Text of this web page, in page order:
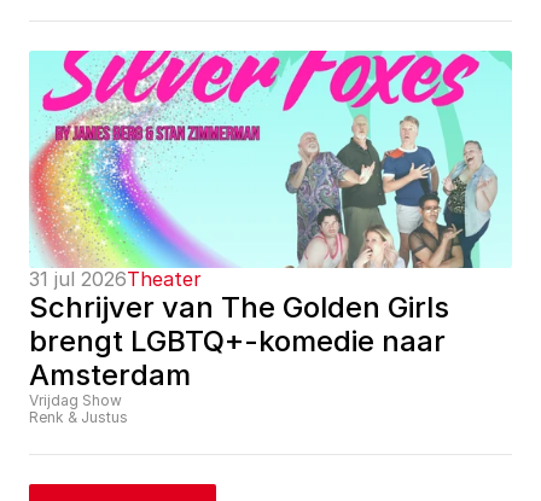
31 jul 2026Theater
Schrijver van The Golden Girls
brengt LGBTQ+-komedie naar
Amsterdam
Vrijdag Show
Renk & Justus